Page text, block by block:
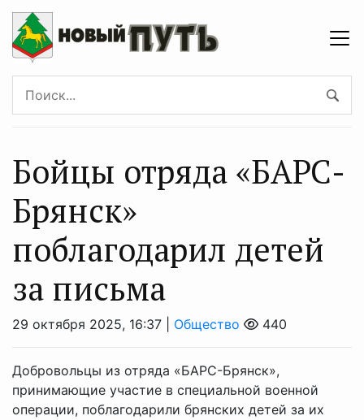
Бойцы отряда «БАРС-
Брянск»
поблагодарил детей
за письма
29 октября 2025, 16:37 | Общество 440
Добровольцы из отряда «БАРС-Брянск»,
принимающие участие в специальной военной
операции, поблагодарили брянских детей за их